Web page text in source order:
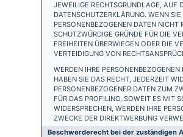
JEWEILIGE RECHTSGRUNDLAGE, AUF
DATENSCHUTZERKLÄRUNG. WENN
PERSONENBEZOGENEN DATEN
SCHUTZWÜRDIGE GRÜNDE FÜR DIE
FREIHEITEN ÜBERWIEGEN ODER DIE
VERTEIDIGUNG VON
WERDEN IHRE
HABEN SIE DAS RECHT, JEDERZEIT
PERSONENBEZOGENER DATEN ZUM
FÜR DAS PROFILING, SOWEIT ES MIT
WIDERSPRECHEN, WERDEN IHRE
ZWECKE DER DIREKTWERBUNG
Beschwerde­recht bei der zuständigen